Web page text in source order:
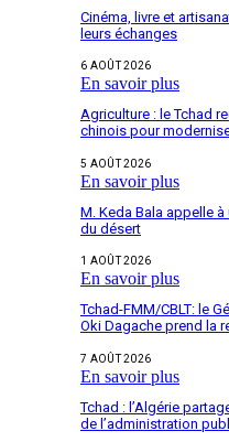
Cinéma, livre et
leurs échanges
6 AOÛT 2026
En savoir plus
Agriculture : le Tchad
chinois pour
5 AOÛT 2026
En savoir plus
M. Keda Bala appelle
du désert
1 AOÛT 2026
En savoir plus
Tchad-FMM/CBLT: le
Oki Dagache prend la
7 AOÛT 2026
En savoir plus
Tchad : l’Algérie
de l’administration